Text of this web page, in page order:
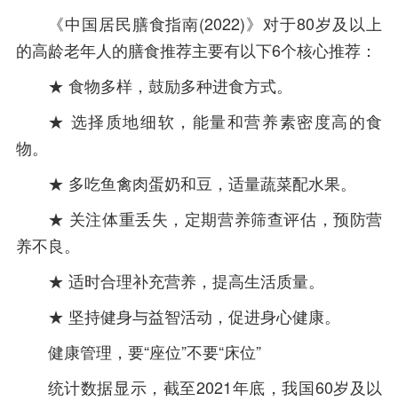
《中国居民膳食指南(2022)》对于80岁及以上
的高龄老年人的膳食推荐主要有以下6个核心推荐：
★ 食物多样，鼓励多种进食方式。
★ 选择质地细软，能量和营养素密度高的食
物。
★ 多吃鱼禽肉蛋奶和豆，适量蔬菜配水果。
★ 关注体重丢失，定期营养筛查评估，预防营
养不良。
★ 适时合理补充营养，提高生活质量。
★ 坚持健身与益智活动，促进身心健康。
健康管理，要“座位”不要“床位”
统计数据显示，截至2021年底，我国60岁及以